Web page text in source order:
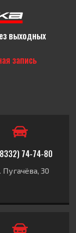
выходных
запись
74-74-80
Пугачёва, 30